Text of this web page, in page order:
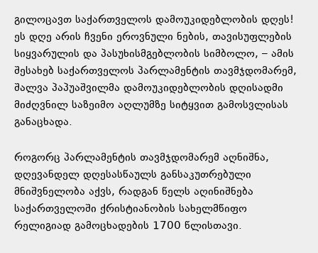
გილოცავთ საქართველოს დამოუკიდებლობის დღეს!
ეს დღე არის ჩვენი ეროვნული ნების, თავისუფლების
სიყვარულის და პასუხისმგებლობის სიმბოლო, – ამის
შესახებ საქართველოს პარლამენტის თავმჯდომარემ,
შალვა პაპუაშვილმა დამოუკიდებლობის დღისადმი
მიძღვნილ საზეიმო აღლუმზე სიტყვით გამოსვლისას
განაცხადა.
როგორც პარლამენტის თავმჯდომარემ აღნიშნა,
დღევანდელ დღესასწაულს განსაკუთრებული
მნიშვნელობა აქვს, რადგან წელს აღინიშნება
საქართველოში ქრისტიანობის სახელმწიფო
რელიგიად გამოცხადების 1700 წლისთავი.